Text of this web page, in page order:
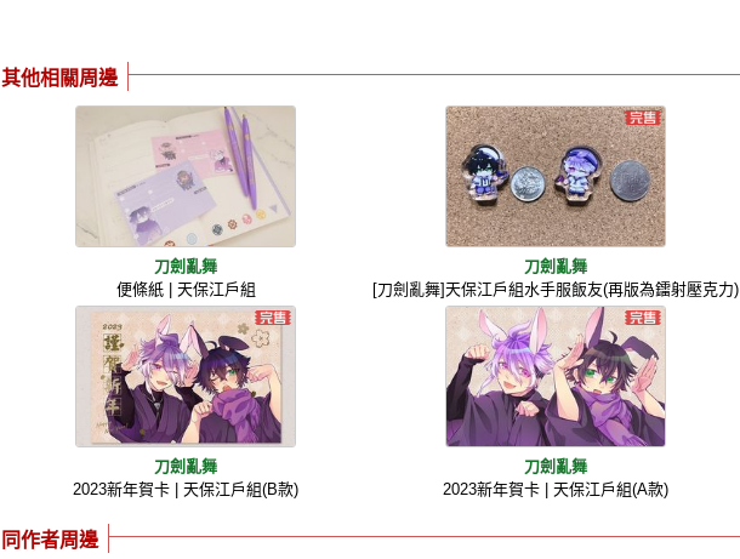
其他相關周邊
刀劍亂舞
便條紙 | 天保江戶組
刀劍亂舞
[刀劍亂舞]天保江戶組水手服飯友(再版為鐳射壓克力)
刀劍亂舞
2023新年賀卡 | 天保江戶組(B款)
刀劍亂舞
2023新年賀卡 | 天保江戶組(A款)
同作者周邊